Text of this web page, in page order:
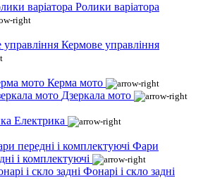
Ролики варіатора
Кермове управління
Керма мото
Дзеркала мото
Електрика
Фари
і комплектуючі
Фонарі і скло задні